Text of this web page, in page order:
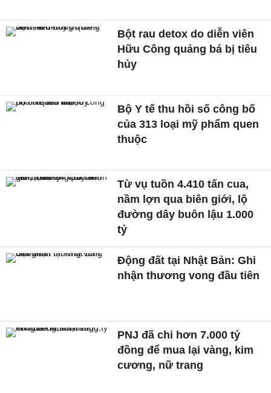
Bột rau detox do diễn viên
Hữu Công quảng bá bị tiêu
hủy
Bộ Y tế thu hồi số công bố
của 313 loại mỹ phẩm quen
thuộc
Từ vụ tuồn 4.410 tấn cua,
nầm lợn qua biên giới, lộ
đường dây buôn lậu 1.000
tỷ
Động đất tại Nhật Bản: Ghi
nhận thương vong đầu tiên
PNJ đã chi hơn 7.000 tỷ
đồng để mua lại vàng, kim
cương, nữ trang